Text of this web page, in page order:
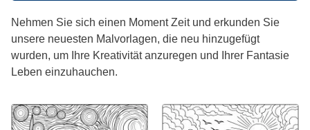
Nehmen Sie sich einen Moment Zeit und erkunden Sie
unsere neuesten Malvorlagen, die neu hinzugefügt
wurden, um Ihre Kreativität anzuregen und Ihrer Fantasie
Leben einzuhauchen.